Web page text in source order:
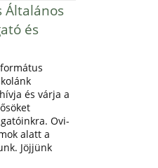
Általános
és
és várja a
Ovi-
alatt a
Jöjjünk